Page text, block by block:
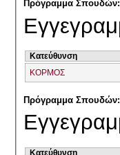
Πρόγραμμα Σπουδών:
Κατεύθυνση
ΚΟΡΜΟΣ
Πρόγραμμα Σπουδών:
Κατεύθυνση